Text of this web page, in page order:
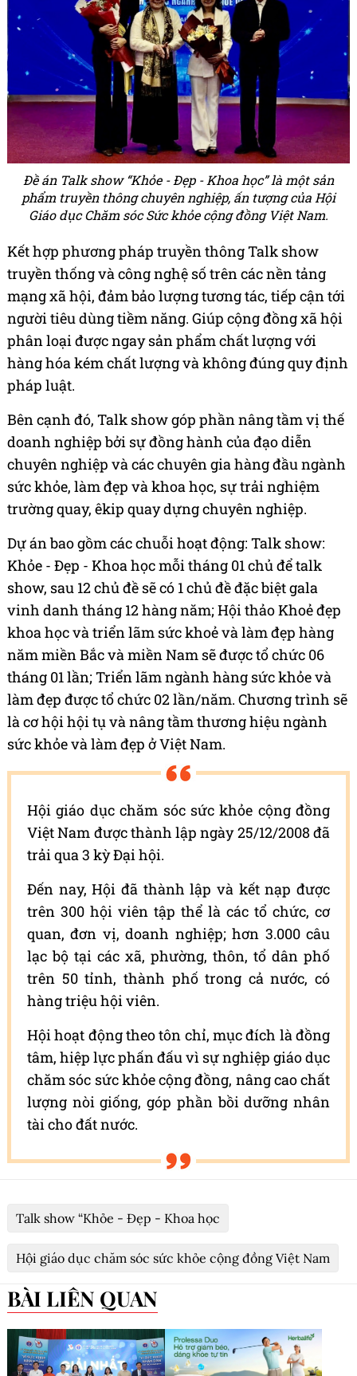
Đề án Talk show “Khỏe - Đẹp - Khoa học” là một sản
phẩm truyền thông chuyên nghiệp, ấn tượng của Hội
Giáo dục Chăm sóc Sức khỏe cộng đồng Việt Nam.
Kết hợp phương pháp truyền thông Talk show
truyền thống và công nghệ số trên các nền tảng
mạng xã hội, đảm bảo lượng tương tác, tiếp cận tới
người tiêu dùng tiềm năng. Giúp cộng đồng xã hội
phân loại được ngay sản phẩm chất lượng với
hàng hóa kém chất lượng và không đúng quy định
pháp luật.
Bên cạnh đó, Talk show góp phần nâng tầm vị thế
doanh nghiệp bởi sự đồng hành của đạo diễn
chuyên nghiệp và các chuyên gia hàng đầu ngành
sức khỏe, làm đẹp và khoa học, sự trải nghiệm
trường quay, êkip quay dựng chuyên nghiệp.
Dự án bao gồm các chuỗi hoạt động: Talk show:
Khỏe - Đẹp - Khoa học mỗi tháng 01 chủ để talk
show, sau 12 chủ đề sẽ có 1 chủ đề đặc biệt gala
vinh danh tháng 12 hàng năm; Hội thảo Khoẻ đẹp
khoa học và triển lãm sức khoẻ và làm đẹp hàng
năm miền Bắc và miền Nam sẽ được tổ chức 06
tháng 01 lần; Triển lãm ngành hàng sức khỏe và
làm đẹp được tổ chức 02 lần/năm. Chương trình sẽ
là cơ hội hội tụ và nâng tầm thương hiệu ngành
sức khỏe và làm đẹp ở Việt Nam.
Hội giáo dục chăm sóc sức khỏe cộng đồng
Việt Nam được thành lập ngày 25/12/2008 đã
trải qua 3 kỳ Đại hội.
Đến nay, Hội đã thành lập và kết nạp được
trên 300 hội viên tập thể là các tổ chức, cơ
quan, đơn vị, doanh nghiệp; hơn 3.000 câu
lạc bộ tại các xã, phường, thôn, tổ dân phố
trên 50 tỉnh, thành phố trong cả nước, có
hàng triệu hội viên.
Hội hoạt động theo tôn chỉ, mục đích là đồng
tâm, hiệp lực phấn đấu vì sự nghiệp giáo dục
chăm sóc sức khỏe cộng đồng, nâng cao chất
lượng nòi giống, góp phần bồi dưỡng nhân
tài cho đất nước.
Talk show “Khỏe - Đẹp - Khoa học
Hội giáo dục chăm sóc sức khỏe cộng đồng Việt Nam
BÀI LIÊN QUAN